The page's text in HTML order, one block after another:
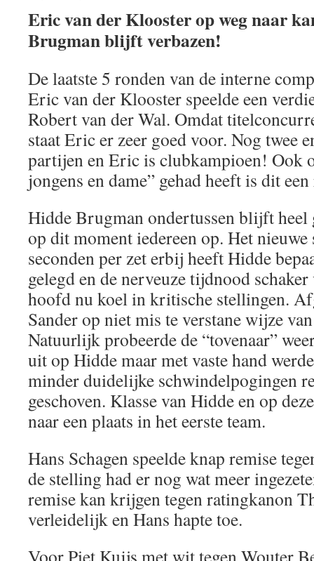
Eric van der Klooster op weg naar
Brugman blijft verbazen!
De laatste 5 ronden van de interne
Eric van der Klooster speelde een
Robert van der Wal. Omdat
staat Eric er zeer goed voor. Nog twee
partijen en Eric is clubkampioen! Ook
jongens en dame” gehad heeft is dit
Hidde Brugman ondertussen blijft heel
op dit moment iedereen op. Het nieuwe
seconden per zet erbij heeft Hidde
gelegd en de nerveuze tijdnood
hoofd nu koel in kritische stellingen.
Sander op niet mis te verstane wijze
Natuurlijk probeerde de “tovenaar”
uit op Hidde maar met vaste hand
minder duidelijke schwindelpogingen
geschoven. Klasse van Hidde en op
naar een plaats in het eerste team.
Hans Schagen speelde knap remise
de stelling had er nog wat meer
remise kan krijgen tegen ratingkanon
verleidelijk en Hans hapte toe.
Voor Piet Kuijs met wit tegen Wouter